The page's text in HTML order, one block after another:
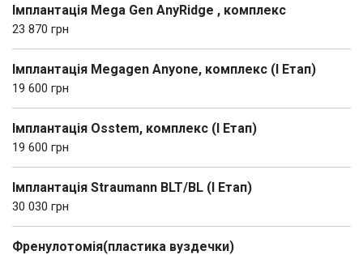
Імплантація Mega Gen AnyRidge , комплекс
23 870 грн
Імплантація Megagen Anyone, комплекс (І Етап)
19 600 грн
Імплантація Osstem, комплекс (І Етап)
19 600 грн
Імплантація Straumann BLT/BL (І Етап)
30 030 грн
Френулотомія(пластика вуздечки)